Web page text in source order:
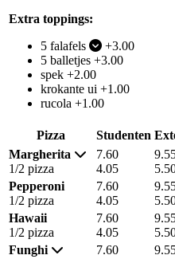
Extra toppings:
5 falafels
+3.00
5 balletjes +3.00
spek +2.00
krokante ui +1.00
rucola +1.00
Menu Italian Corner - pizza.
Pizza Studenten
Margherita
1/2 pizza
7.60
4.05
Pepperoni
1/2 pizza
7.60
4.05
Hawaii
1/2 pizza
7.60
4.05
Funghi
7.60